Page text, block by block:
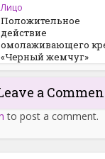
Лицо
Положительное
действие
омолаживающего
«Черный жемчуг»
a
to post a comment.